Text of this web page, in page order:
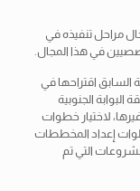
مراحل تنفيذه في
في هذا المجال.
السابق اقتراحها في
2030، وهي منطقة البوابة الجنوبية
لاختيار خطوات
خطوات إعداد المخططات
التي تم